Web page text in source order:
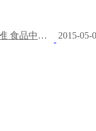
GB 5009.190-2014 食品安全国家标准 食品中指示性多氯联苯含量的测定 2015-05-